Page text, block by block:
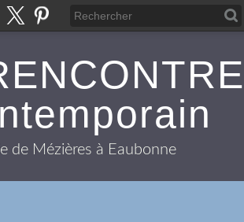
de Mézières à Eaubonne